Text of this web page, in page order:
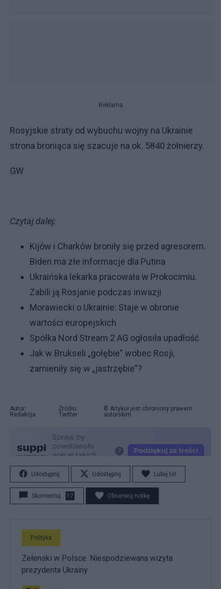
Reklama
Rosyjskie straty od wybuchu wojny na Ukrainie
strona broniąca się szacuje na ok. 5840 żołnierzy.
GW
Czytaj dalej:
Kijów i Charków broniły się przed agresorem.
Biden ma złe informacje dla Putina
Ukraińska lekarka pracowała w Prokocimiu.
Zabili ją Rosjanie podczas inwazji
Morawiecki o Ukrainie: Staje w obronie
wartości europejskich
Spółka Nord Stream 2 AG ogłosiła upadłość
Jak w Brukseli „gołębie” wobec Rosji,
zamieniły się w „jastrzębie”?
Autor:
Redakcja
Źródło:
Twitter
© Artykuł jest chroniony prawem
autorskim.
Udostępnij Udostępnij Lubię to!
Skomentuj 17 Obserwuj notkę
Polityka
Zełenski w Polsce. Niespodziewana wizyta
prezydenta Ukrainy